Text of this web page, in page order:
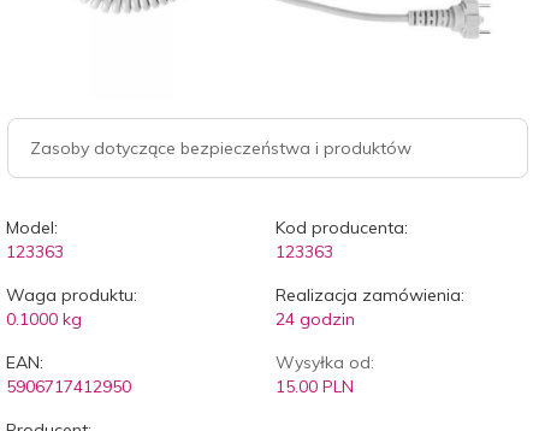
Zasoby dotyczące bezpieczeństwa i produktów
Model:
123363
Kod producenta:
123363
Waga produktu:
0.1000 kg
Realizacja zamówienia:
24 godzin
EAN:
5906717412950
Wysyłka od:
15.00 PLN